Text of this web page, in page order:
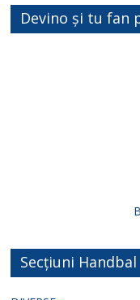
Devino și tu fan
Secțiuni